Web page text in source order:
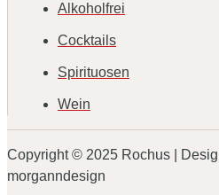
Alkoholfrei
Cocktails
Spirituosen
Wein
Copyright © 2025 Rochus |
morganndesign